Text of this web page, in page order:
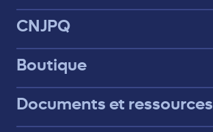
CNJPQ
Boutique
Documents et ressources